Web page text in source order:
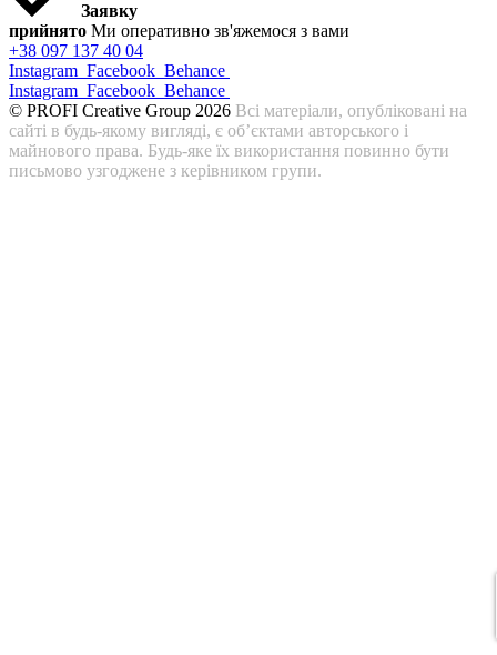
Заявку
прийнято Ми оперативно зв'яжемося з вами
+38 097 137 40 04
Instagram Facebook Behance
Instagram Facebook Behance
© PROFI Creative Group 2026 Всі матеріали, опубліковані на
сайті в будь-якому вигляді, є об’єктами авторського і
майнового права. Будь-яке їх використання повинно бути
письмово узгоджене з керівником групи.